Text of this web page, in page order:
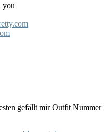
you
gefällt mir Outfit Nummer